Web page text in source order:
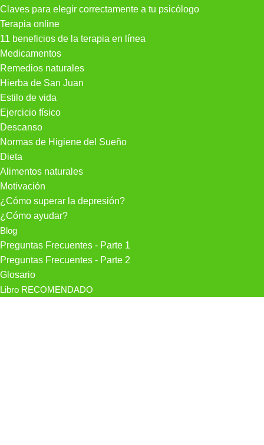
Claves para elegir correctamente a tu psicólogo
Terapia online
11 beneficios de la terapia en línea
Medicamentos
Remedios naturales
Hierba de San Juan
Estilo de vida
Ejercicio físico
Descanso
Normas de Higiene del Sueño
Dieta
Alimentos naturales
Motivación
¿Cómo superar la depresión?
¿Cómo ayudar?
Blog
Preguntas Frecuentes - Parte 1
Preguntas Frecuentes - Parte 2
Glosario
Libro RECOMENDADO